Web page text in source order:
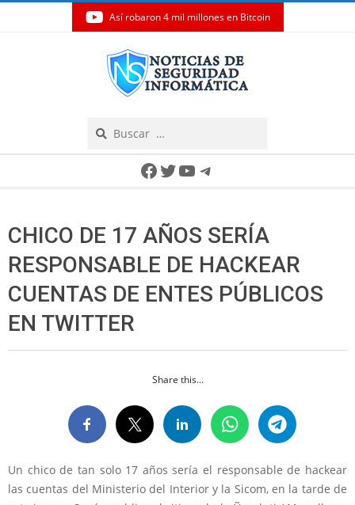
Así robaron 4 mil millones en Bitcoin
Facebook
Twitter
YouTube
Telegram
CHICO DE 17 AÑOS SERÍA
RESPONSABLE DE HACKEAR
CUENTAS DE ENTES PÚBLICOS
EN TWITTER
Share this...
Un chico de tan solo 17 años sería el responsable de hackear
las cuentas del Ministerio del Interior y la Sicom, en la tarde de